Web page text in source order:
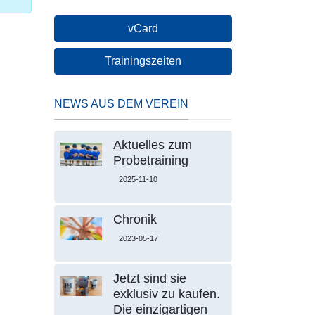
vCard
Trainingszeiten
NEWS AUS DEM VEREIN
Aktuelles zum
Probetraining
2025-11-10
Chronik
2023-05-17
Jetzt sind sie
exklusiv zu kaufen.
Die einzigartigen